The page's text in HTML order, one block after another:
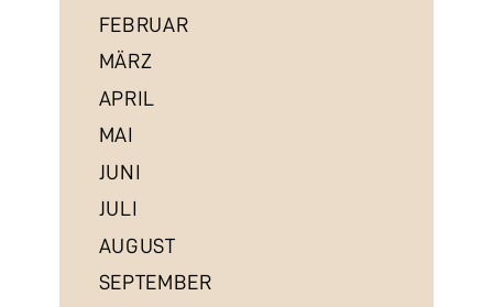
FEBRUAR
MÄRZ
APRIL
MAI
JUNI
JULI
AUGUST
SEPTEMBER